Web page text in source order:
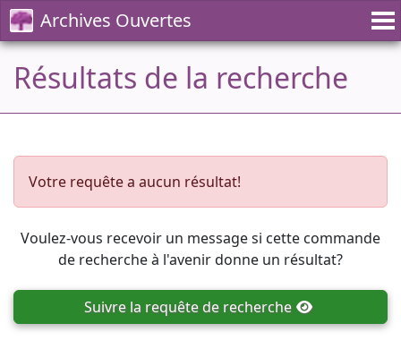
Archives Ouvertes
Résultats de la recherche
Votre requête a aucun résultat!
Voulez-vous recevoir un message si cette commande
de recherche à l'avenir donne un résultat?
Suivre la requête de recherche